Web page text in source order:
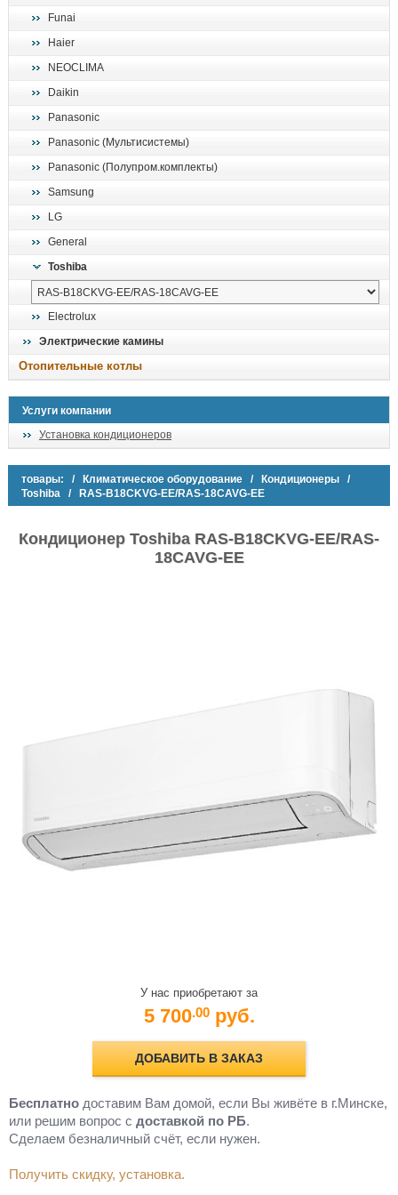
Funai
Haier
NEOCLIMA
Daikin
Panasonic
Panasonic (Мультисистемы)
Panasonic (Полупром.комплекты)
Samsung
LG
General
Toshiba
Electrolux
Электрические камины
Отопительные котлы
Услуги компании
Установка кондиционеров
товары: / Климатическое оборудование / Кондиционеры /
Toshiba / RAS-B18СKVG-EE/RAS-18СAVG-EE
Кондиционер Toshiba RAS-B18СKVG-EE/RAS-
18СAVG-EE
У нас приобретают за
5 700.00 руб.
ДОБАВИТЬ В ЗАКАЗ
Бесплатно доставим Вам домой, если Вы живёте в г.Минске,
или решим вопрос с доставкой по РБ.
Cделаем безналичный счёт, если нужен.
Получить скидку, установка.